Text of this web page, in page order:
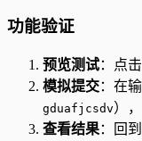
功能验证
预览测试：点
模拟提交：在
gduafjcsdv）
查看结果：回